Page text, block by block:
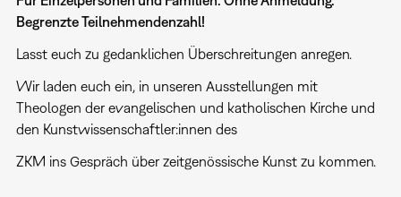
Begrenzte Teilnehmendenzahl!
Lasst euch zu gedanklichen Überschreitungen anregen.
Wir laden euch ein, in unseren Ausstellungen mit
Theologen der evangelischen und katholischen Kirche und
den Kunstwissenschaftler:innen des
ZKM ins Gespräch über zeitgenössische Kunst zu kommen.